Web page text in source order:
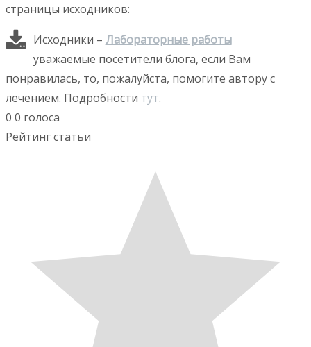
страницы исходников:
Исходники – Лабораторные работы
уважаемые посетители блога, если Вам
понравилась, то, пожалуйста, помогите автору с
лечением. Подробности тут.
0 0 голоса
Рейтинг статьи